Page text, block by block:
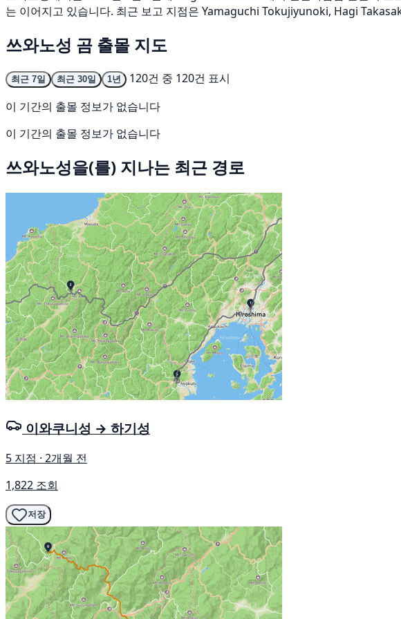
는 이어지고 있습니다. 최근 보고 지점은 Yamaguchi Tokujiyunoki, Hagi
쓰와노성 곰 출몰 지도
최근 7일 최근 30일 1년
120건 중 120건 표시
이 기간의 출몰 정보가 없습니다
이 기간의 출몰 정보가 없습니다
쓰와노성을(를) 지나는 최근 경로
이와쿠니성 → 하기성
5 지점 · 2개월 전
1,822 조회
저장